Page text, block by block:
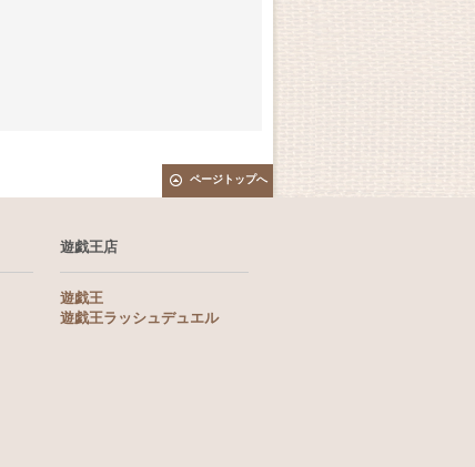
ページトップへ
遊戯王店
遊戯王
遊戯王ラッシュデュエル